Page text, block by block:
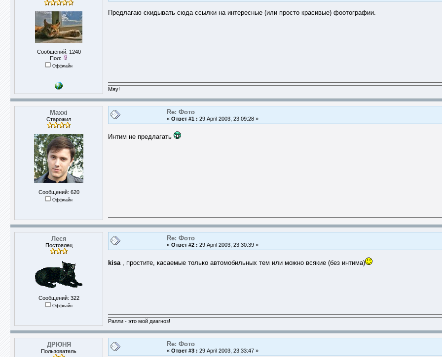
Сообщений: 1240
Пол:
Оффлайн
Предлагаю скидывать сюда ссылки на интересные (или просто красивые) фоотографии.
Мяу!
Maxxi
Старожил
Сообщений: 620
Оффлайн
Re: Фото
« Ответ #1 : 29 April 2003, 23:09:28 »
Интим не предлагать
Леся
Постоялец
Сообщений: 322
Оффлайн
Re: Фото
« Ответ #2 : 29 April 2003, 23:30:39 »
kisa, простите, касаемые только автомобильных тем или можно всякие (без интима)
Ралли - это мой диагноз!
ДРЮНЯ
Пользователь
Re: Фото
« Ответ #3 : 29 April 2003, 23:33:47 »